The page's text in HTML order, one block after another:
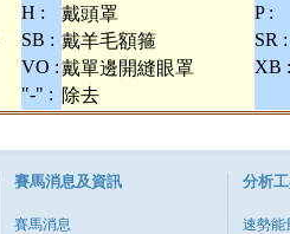
H : 戴頭罩
P :
SB : 戴羊毛額箍
SR :
VO :戴單邊開縫眼罩
XB :
"-" : 除去
賽馬消息及資訊
賽馬消息
分析
速勢能